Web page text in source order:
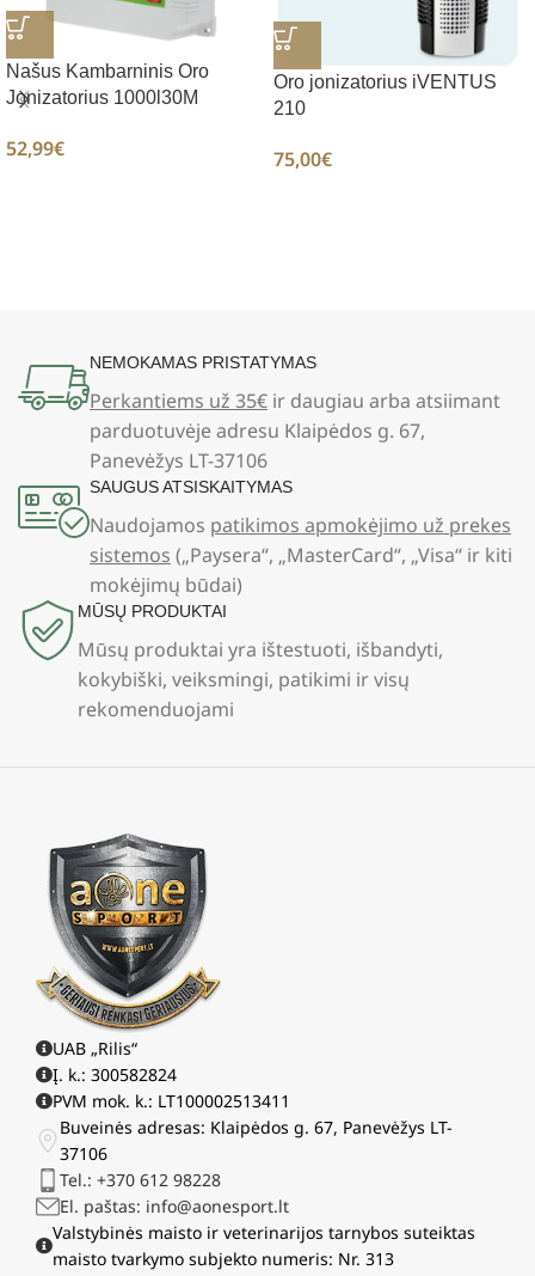
Našus Kambarninis Oro
Jonizatorius 1000l30M
52,99€
Oro jonizatorius iVENTUS
210
75,00€
NEMOKAMAS PRISTATYMAS
Perkantiems už 35€ ir daugiau arba atsiimant
parduotuvėje adresu Klaipėdos g. 67,
Panevėžys LT-37106
SAUGUS ATSISKAITYMAS
Naudojamos patikimos apmokėjimo už prekes
sistemos („Paysera“, „MasterCard“, „Visa“ ir kiti
mokėjimų būdai)
MŪSŲ PRODUKTAI
Mūsų produktai yra ištestuoti, išbandyti,
kokybiški, veiksmingi, patikimi ir visų
rekomenduojami
UAB „Rilis“
Į. k.: 300582824
PVM mok. k.: LT100002513411
Buveinės adresas: Klaipėdos g. 67, Panevėžys LT-
37106
Tel.: +370 612 98228
El. paštas: info@aonesport.lt
Valstybinės maisto ir veterinarijos tarnybos suteiktas
maisto tvarkymo subjekto numeris: Nr. 313